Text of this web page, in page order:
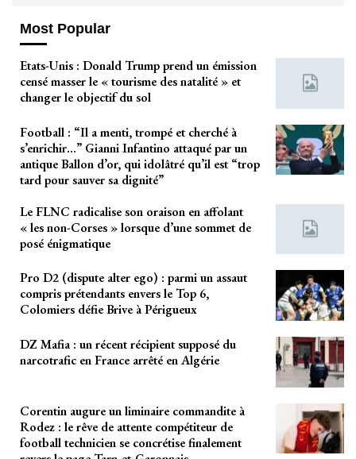
Most Popular
Etats-Unis : Donald Trump prend un émission
censé masser le « tourisme des natalité » et
changer le objectif du sol
Football : “Il a menti, trompé et cherché à
s’enrichir…” Gianni Infantino attaqué par un
antique Ballon d’or, qui idolâtré qu’il est “trop
tard pour sauver sa dignité”
Le FLNC radicalise son oraison en affolant
« les non-Corses » lorsque d’une sommet de
posé énigmatique
Pro D2 (dispute alter ego) : parmi un assaut
compris prétendants envers le Top 6,
Colomiers défie Brive à Périgueux
DZ Mafia : un récent récipient supposé du
narcotrafic en France arrêté en Algérie
Corentin augure un liminaire commandite à
Rodez : le rêve de attente compétiteur de
football technicien se concrétise finalement